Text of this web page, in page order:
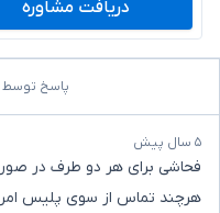
دریافت مشاوره
پاسخ توسط
۵ سال پیش
فحاشی برای هر دو طرف در
هرچند تماس از سوی پلیس